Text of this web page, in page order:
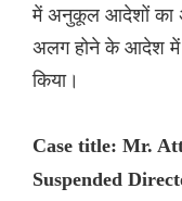
में अनुकूल आदेशों का
अलग होने के आदेश में
किया।
Case title: Mr.
Suspended